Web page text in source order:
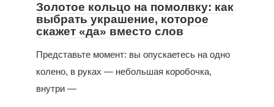
Золотое кольцо на помолвку: как
выбрать украшение, которое
скажет «да» вместо слов
Представьте момент: вы опускаетесь на одно
колено, в руках — небольшая коробочка,
внутри —